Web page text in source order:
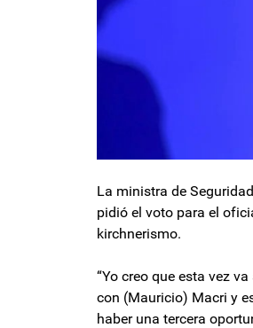
La ministra de
pidió el voto para el
kirchnerismo.
“Yo creo que esta vez
con (Mauricio) Macri y
haber una tercera